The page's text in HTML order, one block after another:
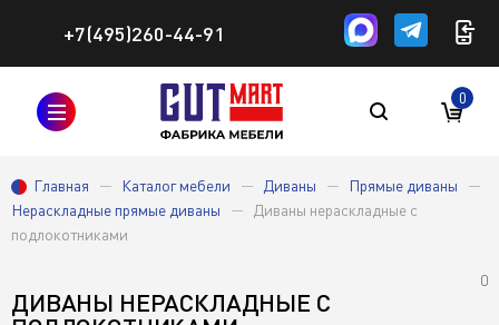
+7(495)260-44-91
0
Главная Каталог мебели Диваны
Прямые диваны
Нераскладные прямые диваны
Диваны нераскладные с
подлокотниками
ДИВАНЫ НЕРАСКЛАДНЫЕ С
0